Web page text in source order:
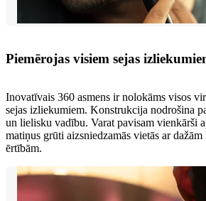
Piemērojas visiem sejas
Inovatīvais 360 asmens ir nolokāms visos
sejas izliekumiem. Konstrukcija nodrošina
un lielisku vadību. Varat pavisam vienkārši
matiņus grūti aizsniedzamās vietās ar
ērtībām.